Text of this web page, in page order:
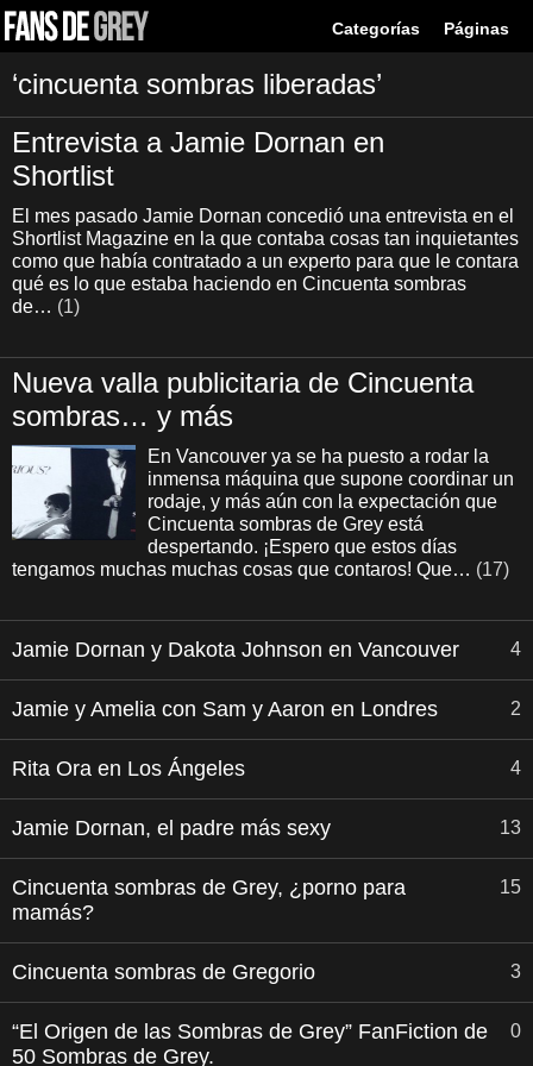
Categorías Páginas
‘cincuenta sombras liberadas’
Entrevista a Jamie Dornan en
Shortlist
El mes pasado Jamie Dornan concedió una entrevista en el
Shortlist Magazine en la que contaba cosas tan inquietantes
como que había contratado a un experto para que le contara
qué es lo que estaba haciendo en Cincuenta sombras
de… (1)
Nueva valla publicitaria de Cincuenta
sombras… y más
En Vancouver ya se ha puesto a rodar la
inmensa máquina que supone coordinar un
rodaje, y más aún con la expectación que
Cincuenta sombras de Grey está
despertando. ¡Espero que estos días
tengamos muchas muchas cosas que contaros! Que… (17)
Jamie Dornan y Dakota Johnson en Vancouver 4
Jamie y Amelia con Sam y Aaron en Londres 2
Rita Ora en Los Ángeles 4
Jamie Dornan, el padre más sexy 13
Cincuenta sombras de Grey, ¿porno para
mamás?
15
Cincuenta sombras de Gregorio 3
“El Origen de las Sombras de Grey” FanFiction de
50 Sombras de Grey.
0